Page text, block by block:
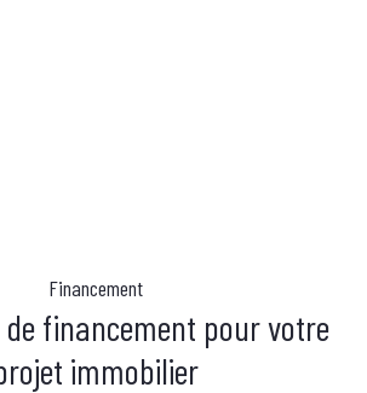
Financement
de financement pour votre
immobilier